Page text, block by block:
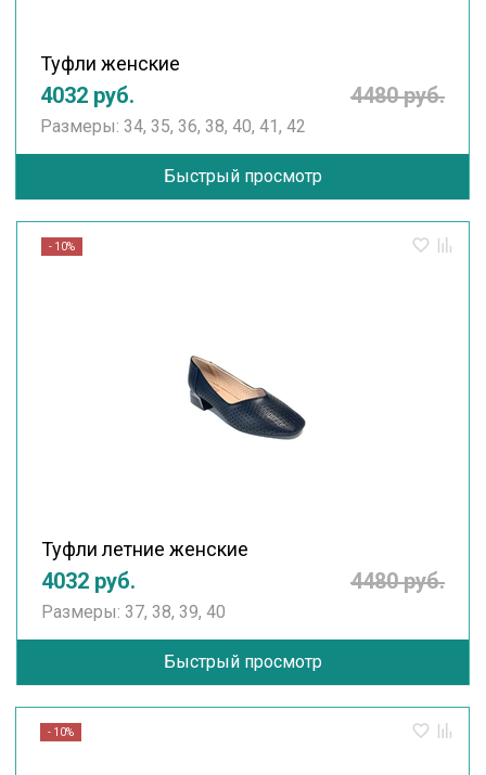
Туфли женские
4032 руб. 4480 руб.
Размеры: 34, 35, 36, 38, 40, 41, 42
Быстрый просмотр
- 10%
Туфли летние женские
4032 руб. 4480 руб.
Размеры: 37, 38, 39, 40
Быстрый просмотр
- 10%